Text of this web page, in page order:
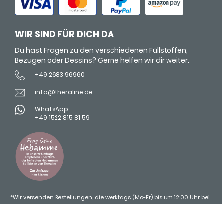
WIR SIND FÜR DICH DA
Du hast Fragen zu den verschiedenen Füllstoffen,
Bezügen oder Dessins? Gerne helfen wir dir weiter.
+49 2683 96960
info@theraline.de
WhatsApp
+49 1522 815 81 59
*Wir versenden Bestellungen, die werktags (Mo-Fr) bis um 12:00 Uhr bei